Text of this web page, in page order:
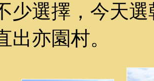
少選擇，今天
出亦園村。